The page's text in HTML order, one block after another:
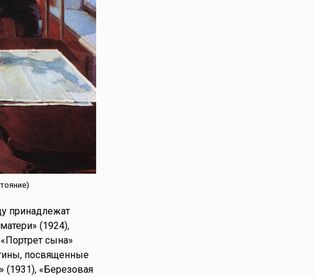
принадлежат
(1924),
сына»
посвященные
«Березовая